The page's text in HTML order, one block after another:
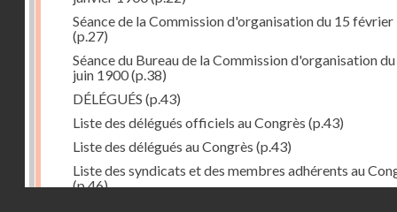
Séance de la Commission d'organisation du 15
(p.27)
Séance du Bureau de la Commission d'organisation
juin 1900(p.38)
DÉLÉGUÉS (p.43)
Liste des délégués officiels au Congrès (p.43)
Liste des délégués au Congrès (p.43)
Liste des syndicats et des membres adhérents au
(p.46)